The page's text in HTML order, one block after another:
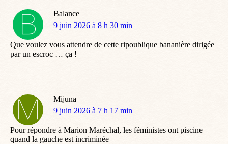
Balance
dit
9 juin 2026 à 8 h 30 min
Que voulez vous attendre de cette ripoublique bananière dirigée
par un escroc … ça !
Mijuna
dit
9 juin 2026 à 7 h 17 min
Pour répondre à Marion Maréchal, les féministes ont piscine
quand la gauche est incriminée